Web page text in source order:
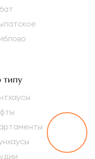
типу